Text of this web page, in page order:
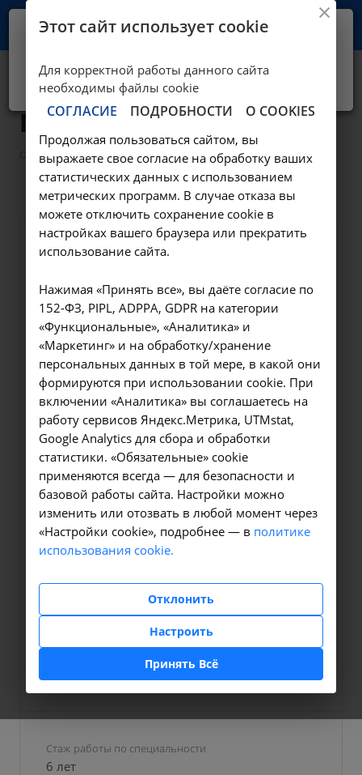
Казаков Никита
Петрович
О клинике — Сотрудники — Специалисты поликлиник
Казаков Никита Петрович
Должность
Запись онлайн
+7 (395) 243-02-03 info@niicm.ru
Стаж работы по специальности
6 лет
Ваш город -Иркутск?
Да, верно Нет, выбрать другой
Этот сайт использует cookie
Для корректной работы данного сайта
необходимы файлы cookie
СОГЛАСИЕ ПОДРОБНОСТИ О COOKIES
Продолжая пользоваться сайтом, вы
выражаете свое согласие на обработку ваших
статистических данных с использованием
метрических программ. В случае отказа вы
можете отключить сохранение cookie в
настройках вашего браузера или прекратить
использование сайта.
Нажимая «Принять все», вы даёте согласие по
152-ФЗ, PIPL, ADPPA, GDPR на категории
«Функциональные», «Аналитика» и
«Маркетинг» и на обработку/хранение
персональных данных в той мере, в какой они
формируются при использовании cookie. При
включении «Аналитика» вы соглашаетесь на
работу сервисов Яндекс.Метрика, UTMstat,
Google Analytics для сбора и обработки
статистики. «Обязательные» cookie
применяются всегда — для безопасности и
базовой работы сайта. Настройки можно
изменить или отозвать в любой момент через
«Настройки cookie», подробнее — в политике
использования cookie.
Отклонить
Настроить
Принять Всё